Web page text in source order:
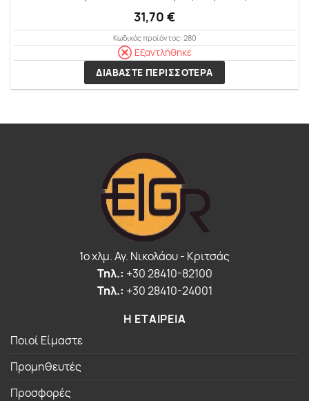
31,70 €
Κωδικός προϊόντος: 280
Εξαντλήθηκε
ΔΙΑΒΑΣΤΕ ΠΕΡΙΣΣΟΤΕΡΑ
1o χλμ. Αγ. Νικολάου - Κριτσάς
Τηλ.: +30 28410-82100
Τηλ.: +30 28410-24001
Η ΕΤΑΙΡΕΙΑ
Ποιοί Είμαστε
Προμηθευτές
Προσφορές